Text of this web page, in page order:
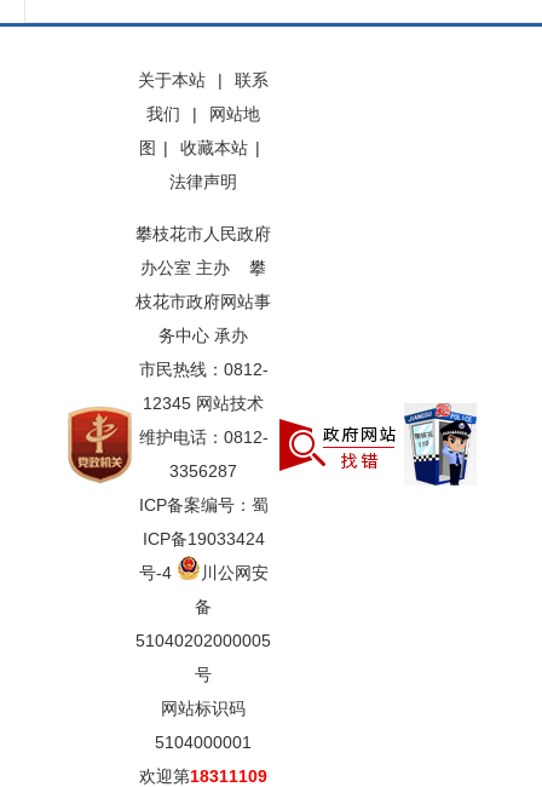
关于本站 |
联系
我们
|
网站地
图 | 收藏本站 |
法律声明
攀枝花市人民政府
办公室 主办 攀
枝花市政府网站事
务中心 承办
市民热线：0812-
12345 网站技术
维护电话：0812-
3356287
ICP备案编号：蜀
ICP备19033424
号-4
川公网安
备
51040202000005
号
网站标识码
5104000001
欢迎第18311109